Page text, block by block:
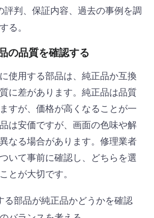
評判、保証内容、過去の事例を調
る。
の品質を確認する
使用する部品は、純正品か互換
に差があります。純正品は品質
すが、価格が高くなることが一
は安価ですが、画面の色味や解
なる場合があります。修理業者
いて事前に確認し、どちらを選
とが大切です。
る部品が純正品かどうかを確認